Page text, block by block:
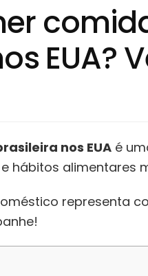
EUA?
nos EUA é
hábitos alimentares
representa